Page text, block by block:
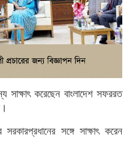
সাক্ষাৎ করেছেন বাংলাদেশ সফররত
সঙ্গে সাক্ষাৎ করেন